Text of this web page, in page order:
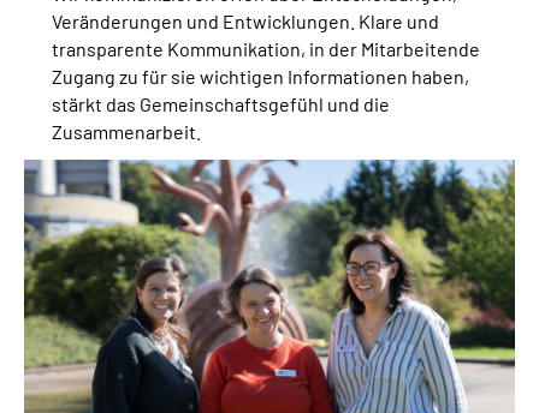
Veränderungen und Entwicklungen. Klare und
transparente Kommunikation, in der Mitarbeitende
Zugang zu für sie wichtigen Informationen haben,
stärkt das Gemeinschaftsgefühl und die
Zusammenarbeit.